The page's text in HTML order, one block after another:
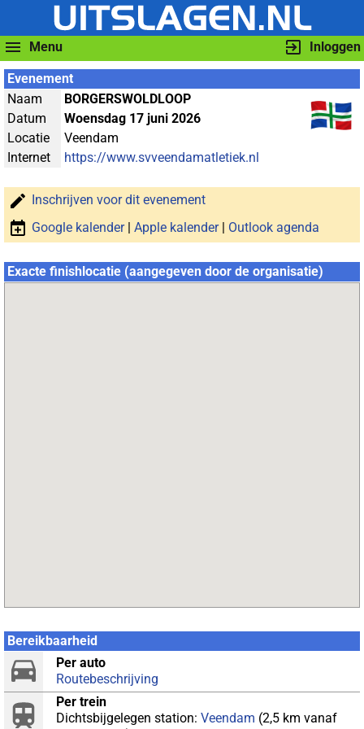
Menu Inloggen
Evenement
Naam
BORGERSWOLDLOOP
Datum
Woensdag 17 juni 2026
Locatie
Veendam
Internet
https://www.svveendamatletiek.nl
Inschrijven voor dit evenement
Google kalender| Apple kalender| Outlook agenda
Exacte finishlocatie (aangegeven door de organisatie)
Bereikbaarheid
Per auto
Routebeschrijving
Per trein
Dichtsbijgelegen station: Veendam (2,5 km vanaf